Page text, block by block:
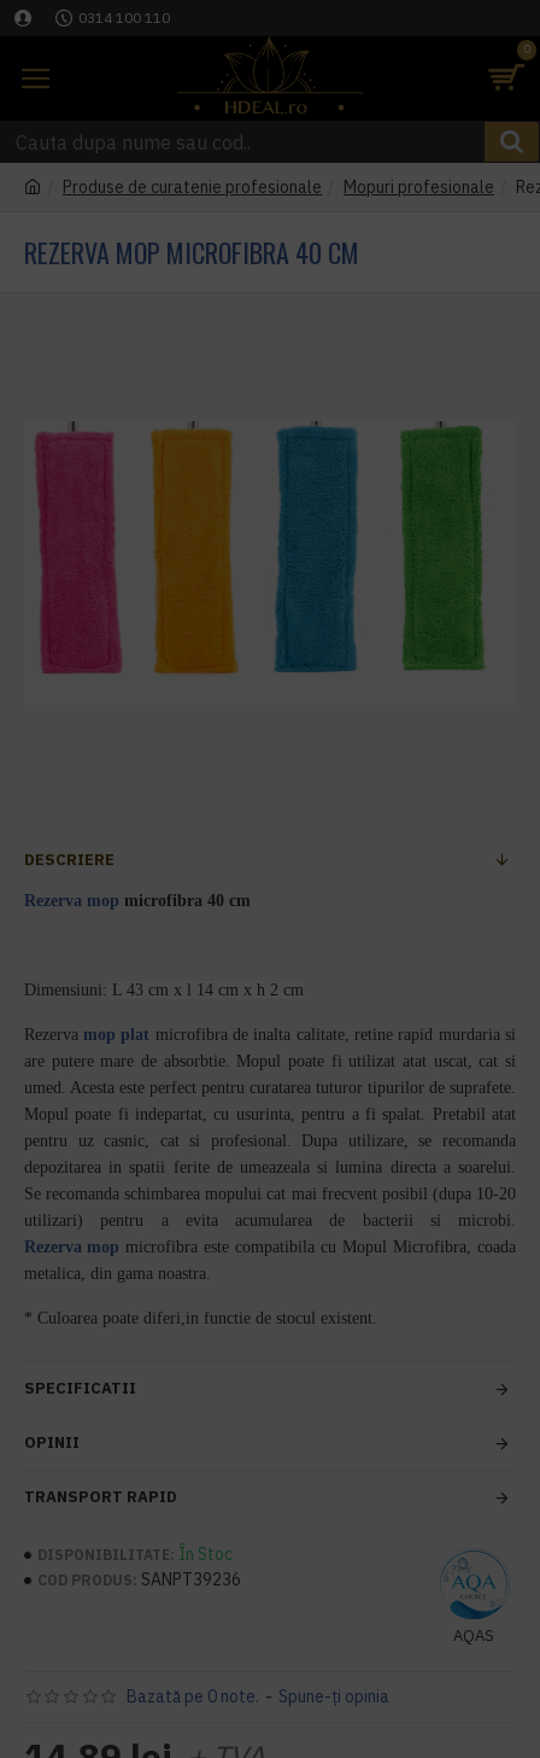
0314 100 110
0
Produse de curatenie profesionale Mopuri profesionale
REZERVA MOP MICROFIBRA 40 CM
DESCRIERE
Rezerva mop microfibra 40 cm
Dimensiuni: L 43 cm x l 14 cm x h 2 cm
Rezerva mop plat microfibra de inalta calitate, retine rapid murdaria si
are putere mare de absorbtie. Mopul poate fi utilizat atat uscat, cat si
umed. Acesta este perfect pentru curatarea tuturor tipurilor de suprafete.
Mopul poate fi indepartat, cu usurinta, pentru a fi spalat. Pretabil atat
pentru uz casnic, cat si profesional. Dupa utilizare, se recomanda
depozitarea in spatii ferite de umeazeala si lumina directa a soarelui.
Se recomanda schimbarea mopului cat mai frecvent posibil (dupa 10-20
utilizari) pentru a evita acumularea de bacterii si microbi.
Rezerva mop microfibra este compatibila cu Mopul Microfibra, coada
metalica, din gama noastra.
* Culoarea poate diferi,in functie de stocul existent.
SPECIFICATII
OPINII
TRANSPORT RAPID
DISPONIBILITATE: În Stoc
COD PRODUS: SANPT39236
AQAS
Bazată pe 0 note. - Spune-ţi opinia